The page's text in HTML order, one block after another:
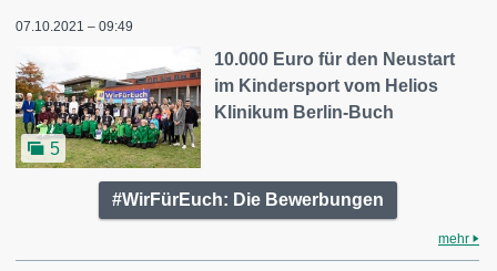
07.10.2021 – 09:49
5
10.000 Euro für den Neustart
im Kindersport vom Helios
Klinikum Berlin-Buch
#WirFürEuch: Die Bewerbungen
mehr